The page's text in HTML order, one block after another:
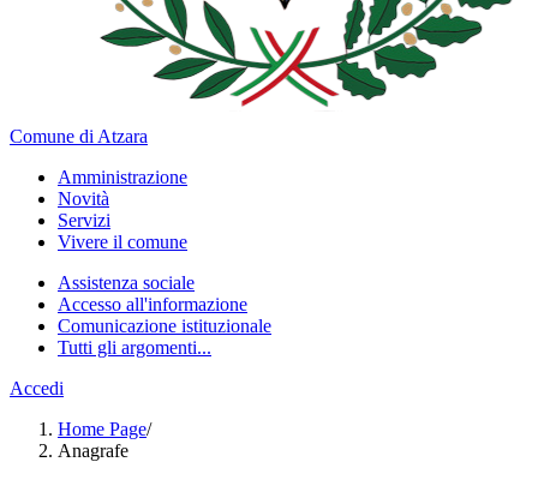
Comune di Atzara
Amministrazione
Novità
Servizi
Vivere il comune
Assistenza sociale
Accesso all'informazione
Comunicazione istituzionale
Tutti gli argomenti...
Accedi
Home Page/
Anagrafe